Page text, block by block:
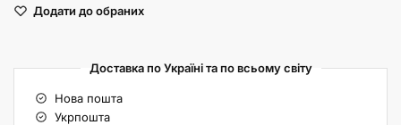
Додати до обраних
Доставка по Україні та по всьому світу
Нова пошта
Укрпошта